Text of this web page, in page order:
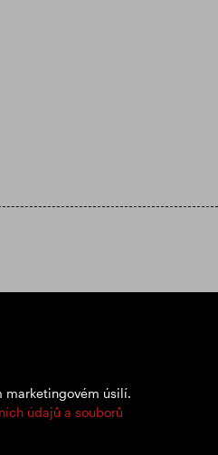
marketingovém úsilí.
údajů a souborů
twitter.com/segroplc